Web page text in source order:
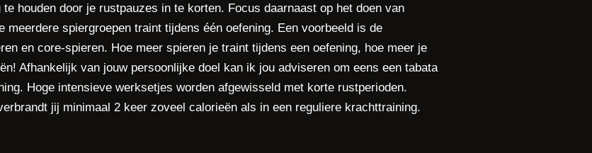
houden door je rustpauzes in te korten. Focus daarnaast op het doen van
spiergroepen traint tijdens één oefening. Een voorbeeld is de
en core-spieren. Hoe meer spieren je traint tijdens een oefening, hoe meer je
Afhankelijk van jouw persoonlijke doel kan ik jou adviseren om eens een tabata
Hoge intensieve werksetjes worden afgewisseld met korte rustperioden.
jij minimaal 2 keer zoveel calorieën als in een reguliere krachttraining.